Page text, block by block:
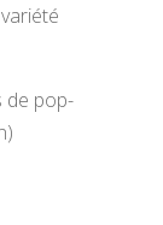
de pop-